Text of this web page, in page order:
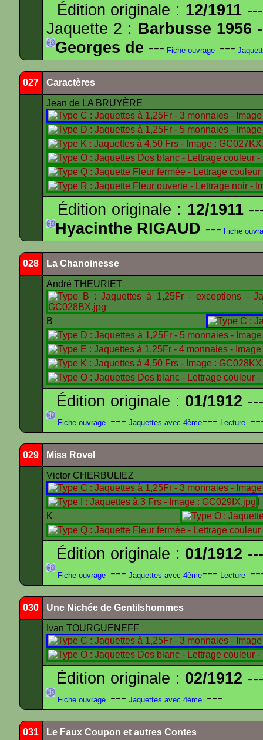
Édition originale : 12/1911
Jaquette 2 : Barbusse 1956
Georges de --- Fiche ouvrage ---
027 Caractères
Jean de LA BRUYÈRE
Édition originale : 12/1911
Hyacinthe RIGAUD --- Fiche
028 La Chanoinesse
André THEURIET
B
Édition originale : 01/1912
Fiche ouvrage --- Jaquettes avec 4ème--- Lecture
029 Miss Rovel
Victor CHERBULIEZ
K
Édition originale : 01/1912
Fiche ouvrage --- Jaquettes avec 4ème--- Lecture
030 Une Nichée de Gentilshommes
Ivan TOURGUENEFF
Édition originale : 02/1912
Fiche ouvrage --- Jaquettes avec 4ème ---
031 Le Faux Coupon et autres Contes